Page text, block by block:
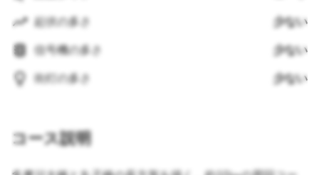
起伏の多さ 少ない
信号機の多さ 少ない
街灯の多さ 少ない
コース説明